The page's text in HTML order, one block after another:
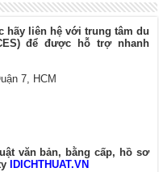
hãy liên hệ với trung tâm du
để được hỗ trợ nhanh
7, HCM
văn bản, bằng cấp, hồ sơ
IDICHTHUAT.VN